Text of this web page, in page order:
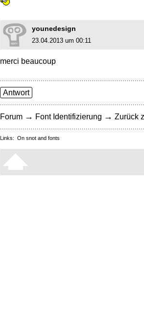
younedesign
23.04.2013 um 00:11
merci beaucoup
Antwort
Forum → Font Identifizierung → Zurück
Links: On snot and fonts